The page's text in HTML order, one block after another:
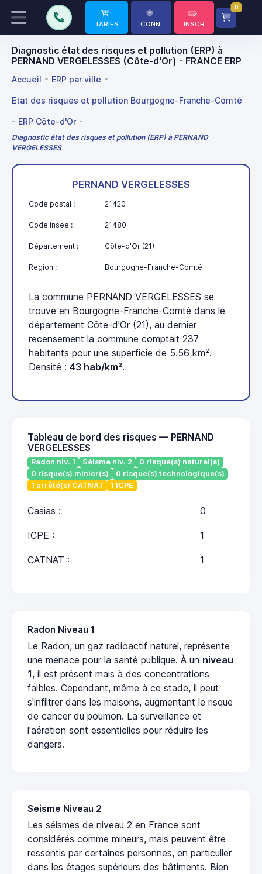
TARIFS CONN. INSCR
0
Diagnostic état des risques et pollution (ERP) à
PERNAND VERGELESSES (Côte-d'Or) - FRANCE ERP
Accueil ERP par ville
Etat des risques et pollution Bourgogne-Franche-Comté
ERP Côte-d'Or
Diagnostic état des risques et pollution (ERP) à PERNAND
VERGELESSES
PERNAND VERGELESSES
Code postal : 21420
Code insee : 21480
Département : Côte-d'Or (21)
Region : Bourgogne-Franche-Comté
La commune PERNAND VERGELESSES se
trouve en Bourgogne-Franche-Comté dans le
département Côte-d'Or (21), au dernier
recensement la commune comptait 237
habitants pour une superficie de 5.56 km².
Densité : 43 hab/km².
Tableau de bord des risques — PERNAND
VERGELESSES
Radon niv. 1 Séisme niv. 2
0 risque(s) naturel(s)
0 risque(s) minier(s)
0 risque(s) technologique(s)
1 arrêté(s) CATNAT
1 ICPE
Casias : 0
ICPE : 1
CATNAT : 1
Radon Niveau 1
Le Radon, un gaz radioactif naturel, représente
une menace pour la santé publique. À un niveau
1, il est présent mais à des concentrations
faibles. Cependant, même à ce stade, il peut
s'infiltrer dans les maisons, augmentant le risque
de cancer du poumon. La surveillance et
l'aération sont essentielles pour réduire les
dangers.
Seisme Niveau 2
Les séismes de niveau 2 en France sont
considérés comme mineurs, mais peuvent être
ressentis par certaines personnes, en particulier
dans les étages supérieurs des bâtiments. Bien